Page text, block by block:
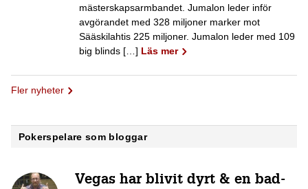
mästerskapsarmbandet. Jumalon leder inför
avgörandet med 328 miljoner marker mot
Sääskilahtis 225 miljoner. Jumalon leder med 109
big blinds […] Läs mer
Fler nyheter
Pokerspelare som bloggar
Vegas har blivit dyrt & en bad-